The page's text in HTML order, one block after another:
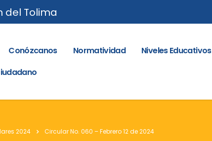
del Tolima
Conózcanos Normatividad Niveles Educativos
2024 Circular No. 060 – Febrero 12 de 2024